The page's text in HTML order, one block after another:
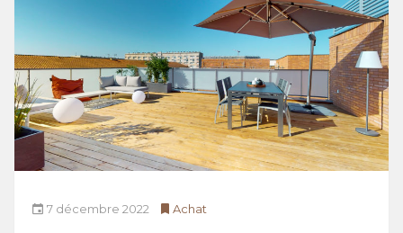
7 décembre 2022 Achat